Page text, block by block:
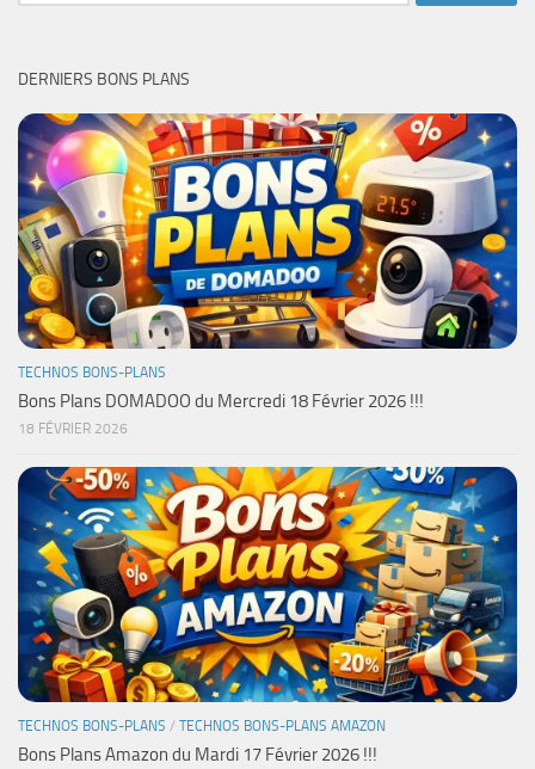
DERNIERS BONS PLANS
TECHNOS BONS-PLANS
Bons Plans DOMADOO du Mercredi 18 Février 2026 !!!
18 FÉVRIER 2026
TECHNOS BONS-PLANS / TECHNOS BONS-PLANS AMAZON
Bons Plans Amazon du Mardi 17 Février 2026 !!!